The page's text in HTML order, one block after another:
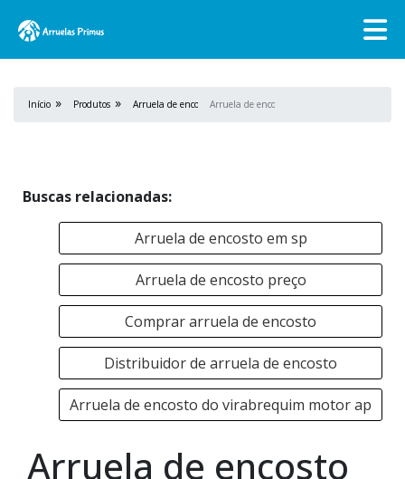
Início Produtos Arruela de encostoArruela de encosto sp
Buscas relacionadas:
Arruela de encosto em sp
Arruela de encosto preço
Comprar arruela de encosto
Distribuidor de arruela de encosto
Arruela de encosto do virabrequim motor ap
Arruela de encosto